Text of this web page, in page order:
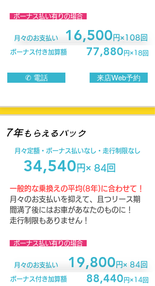
ボーナス払い有りの場合
16,500 円×108回
月々のお支払い
ボーナス付き加算額 77,880 円×18回
✆ 電話 来店Web予約
7年もらえるパック
月々定額・​ボーナス払いなし・走行制限なし
34,540 円× 84回
一般的な乗換えの平均(8年)に合わせて！
月々のお支払いを抑えて、且つリース期
間満了後にはお車があなたのものに！
走行制限もありません！
ボーナス払い有りの場合
19,800 円× 84回
月々のお支払い
ボーナス付き加算額 88,440 円×14回